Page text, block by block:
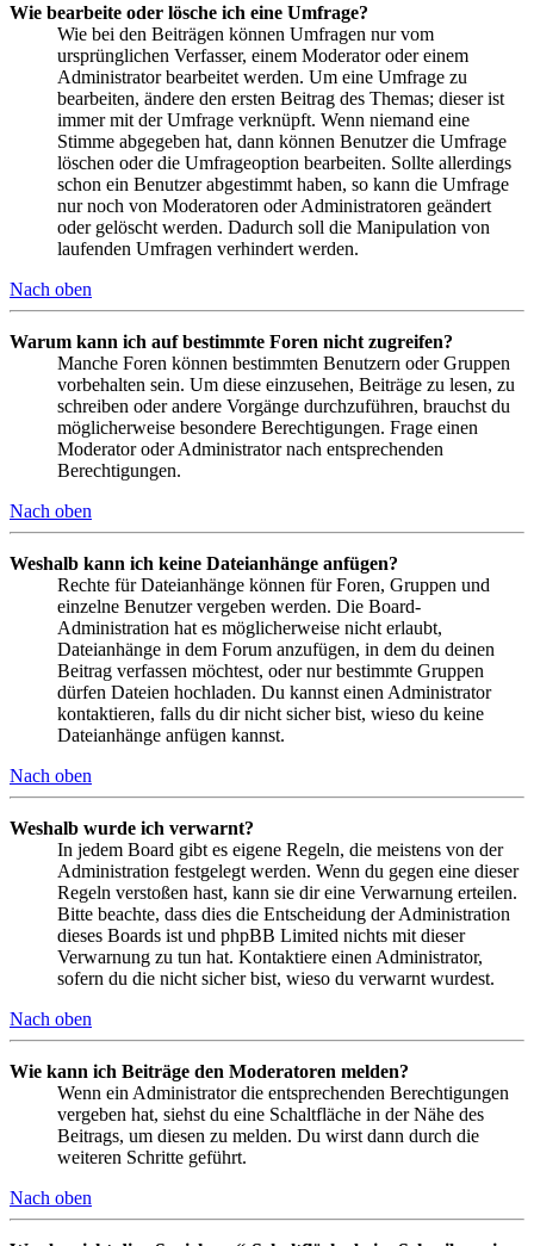
Wie bearbeite oder lösche ich eine Umfrage?
Wie bei den Beiträgen können Umfragen nur vom
ursprünglichen Verfasser, einem Moderator oder einem
Administrator bearbeitet werden. Um eine Umfrage zu
bearbeiten, ändere den ersten Beitrag des Themas; dieser ist
immer mit der Umfrage verknüpft. Wenn niemand eine
Stimme abgegeben hat, dann können Benutzer die Umfrage
löschen oder die Umfrageoption bearbeiten. Sollte allerdings
schon ein Benutzer abgestimmt haben, so kann die Umfrage
nur noch von Moderatoren oder Administratoren geändert
oder gelöscht werden. Dadurch soll die Manipulation von
laufenden Umfragen verhindert werden.
Nach oben
Warum kann ich auf bestimmte Foren nicht zugreifen?
Manche Foren können bestimmten Benutzern oder Gruppen
vorbehalten sein. Um diese einzusehen, Beiträge zu lesen, zu
schreiben oder andere Vorgänge durchzuführen, brauchst du
möglicherweise besondere Berechtigungen. Frage einen
Moderator oder Administrator nach entsprechenden
Berechtigungen.
Nach oben
Weshalb kann ich keine Dateianhänge anfügen?
Rechte für Dateianhänge können für Foren, Gruppen und
einzelne Benutzer vergeben werden. Die Board-
Administration hat es möglicherweise nicht erlaubt,
Dateianhänge in dem Forum anzufügen, in dem du deinen
Beitrag verfassen möchtest, oder nur bestimmte Gruppen
dürfen Dateien hochladen. Du kannst einen Administrator
kontaktieren, falls du dir nicht sicher bist, wieso du keine
Dateianhänge anfügen kannst.
Nach oben
Weshalb wurde ich verwarnt?
In jedem Board gibt es eigene Regeln, die meistens von der
Administration festgelegt werden. Wenn du gegen eine dieser
Regeln verstoßen hast, kann sie dir eine Verwarnung erteilen.
Bitte beachte, dass dies die Entscheidung der Administration
dieses Boards ist und phpBB Limited nichts mit dieser
Verwarnung zu tun hat. Kontaktiere einen Administrator,
sofern du die nicht sicher bist, wieso du verwarnt wurdest.
Nach oben
Wie kann ich Beiträge den Moderatoren melden?
Wenn ein Administrator die entsprechenden Berechtigungen
vergeben hat, siehst du eine Schaltfläche in der Nähe des
Beitrags, um diesen zu melden. Du wirst dann durch die
weiteren Schritte geführt.
Nach oben